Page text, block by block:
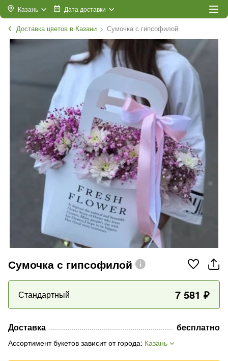
Казань Дата доставки
Доставка цветов в Казани Сумочка с гипсофилой
Сумочка с гипсофилой
Стандартный 7 581 ₽
Доставка бесплатно
Ассортимент букетов зависит от города: Казань